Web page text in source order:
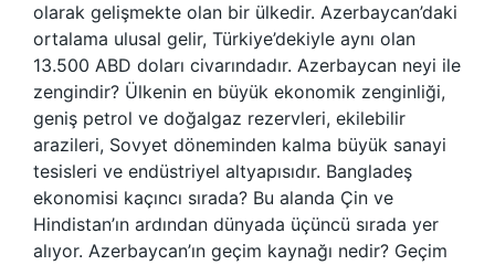
olarak gelişmekte olan bir ülkedir. Azerbaycan’daki
ortalama ulusal gelir, Türkiye’dekiyle aynı olan
13.500 ABD doları civarındadır. Azerbaycan neyi ile
zengindir? Ülkenin en büyük ekonomik zenginliği,
geniş petrol ve doğalgaz rezervleri, ekilebilir
arazileri, Sovyet döneminden kalma büyük sanayi
tesisleri ve endüstriyel altyapısıdır. Bangladeş
ekonomisi kaçıncı sırada? Bu alanda Çin ve
Hindistan’ın ardından dünyada üçüncü sırada yer
alıyor. Azerbaycan’ın geçim kaynağı nedir? Geçim